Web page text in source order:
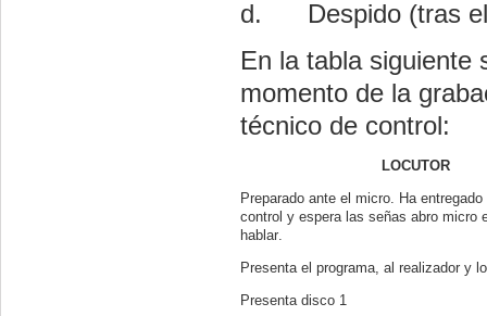
d.
Despido (tras
En la tabla siguiente
momento de la
técnico de control:
LOCUTOR
Preparado ante el micro. Ha
control y espera las señas abro micro
hablar.
Presenta el programa, al realizador y
Presenta disco 1